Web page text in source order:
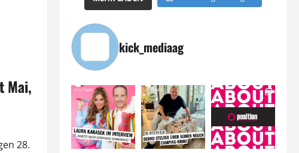
Mai,
28.
kick_mediaag